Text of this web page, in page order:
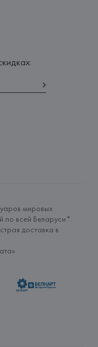
мировых
по всей Беларуси*.
доставка в
»